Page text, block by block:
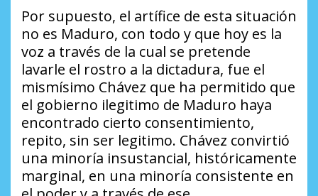
Por supuesto, el artífice de esta situación
no es Maduro, con todo y que hoy es la
voz a través de la cual se pretende
lavarle el rostro a la dictadura, fue el
mismísimo Chávez que ha permitido que
el gobierno ilegitimo de Maduro haya
encontrado cierto consentimiento,
repito, sin ser legitimo. Chávez convirtió
una minoría insustancial, históricamente
marginal, en una minoría consistente en